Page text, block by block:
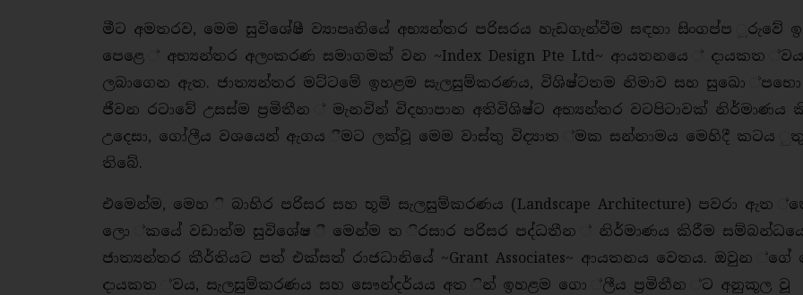
මීට අමතරව, මෙම සුවිශේෂී ව්‍යාපෘතියේ අභ්‍යන්තර පරිසරය හැඩගැන්වීම සඳහා සිංගප්ප ූරුවේ
පෙළෙ ් අභ්‍යන්තර අලංකරණ සමාගමක් වන ~Index Design Pte Ltd~ ආයතනයෙ ් දායකත ්වය
ලබාගෙන ඇත. ජාත්‍යන්තර මට්ටමේ ඉහළම සැලසුම්කරණය, විශිෂ්ටතම නිමාව සහ සුඛො
ජීවන රටාවේ උසස්ම ප්‍රමිතීන ් මැනවින් විදහාපාන අතිවිශිෂ්ට අභ්‍යන්තර වටපිටාවක් නිර්මාණය
උදෙසා, ගෝලීය වශයෙන් ඇගය ීමට ලක්වූ මෙම වාස්තු විද්‍යාත ්මක සන්නාමය මෙහිදී කටය
තිබේ.
එමෙන්ම, මෙහ ි බාහිර පරිසර සහ භූමි සැලසුම්කරණය (Landscape Architecture) පවරා ඇත
ලො ්කයේ වඩාත්ම සුවිශේෂ ී මෙන්ම ත ිරසාර පරිසර පද්ධතීන ් නිර්මාණය කිරීම
ජාත්‍යන්තර කීර්තියට පත් එක්සත් රාජධානියේ ~Grant Associates~ ආයතනය වෙතය. ඔවුන ්ගේ
දායකත ්වය, සැලසුම්කරණය සහ සෞන්දර්යය අත ින් ඉහළම ගො ්ලීය ප්‍රමිතීන ්ට අනුකූල වූ